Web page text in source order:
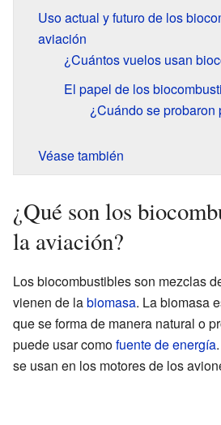
Uso actual y futuro de los
aviación
¿Cuántos vuelos usan
El papel de los
¿Cuándo se probaron
Véase también
¿Qué son los
la aviación?
Los biocombustibles son mezclas
vienen de labiomasa. La biomasa
que se forma de manera natural o
puede usar comofuente de energía
se usan en los motores de los